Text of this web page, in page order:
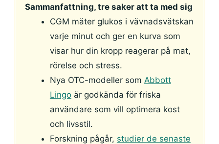
Sammanfattning, tre saker att ta med sig
CGM mäter glukos i vävnadsvätskan
varje minut och ger en kurva som
visar hur din kropp reagerar på mat,
rörelse och stress.
Nya OTC-modeller som Abbott
Lingoär godkända för friska
användare som vill optimera kost
och livsstil.
Forskning pågår, studier de senaste